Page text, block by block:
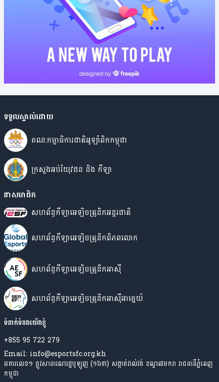
ទទួលស្គាល់ដោយ
គណ:កម្មាធិការជាតិអូឡាំពិកកម្ពុជា
ក្រសួងអប់រំយុវជន​ និង កីឡា
ជាសមាជិក
សហព័ន្ធកីឡាអេឡិចត្រូនិកអន្តរជាតិ
សហព័ន្ធកីឡាអេឡិចត្រូនិកពិភពលោក
សហព័ន្ធកីឡាអេឡិចត្រូនិកអាស៊ី
សហព័ន្ធ​កីឡា​​អេឡិចត្រូនិក​អាស៊ី​អាគ្នេយ៍
ទំនាក់ទំនងយើងខ្ញុំ
+855 95 722 279
Email: info@esportsfc.org.kh
អគារលេខ១ ផ្លូវសាធារណរដ្ឋបូឡូញ (១៦៣) សង្កាត់វាល់វង់ ខណ្ឌ៧មករា រាជធានីភ្នំពេញ
កម្ពុជា